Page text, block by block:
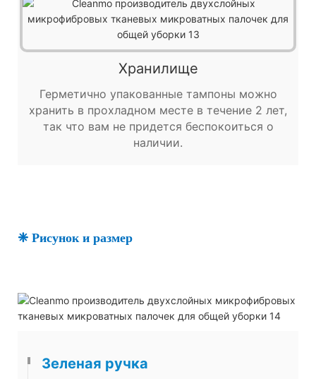
Хранилище
Герметично упакованные тампоны можно
хранить в прохладном месте в течение 2 лет,
так что вам не придется беспокоиться о
наличии.
❈ Рисунок и размер
Зеленая ручка